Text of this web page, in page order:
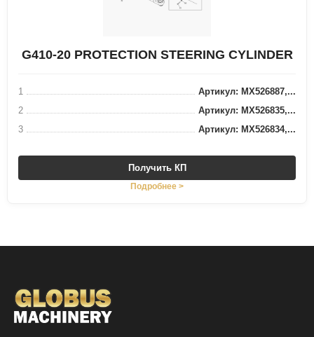
G410-20 PROTECTION STEERING CYLINDER
1
Артикул: MX526887,...
2
Артикул: MX526835,...
3
Артикул: MX526834,...
Получить КП
Подробнее >